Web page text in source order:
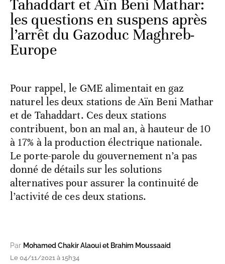
Tahaddart et Aïn Beni Mathar:
les questions en suspens après
l’arrêt du Gazoduc Maghreb-
Europe
Pour rappel, le GME alimentait en gaz
naturel les deux stations de Aïn Beni Mathar
et de Tahaddart. Ces deux stations
contribuent, bon an mal an, à hauteur de 10
à 17% à la production électrique nationale.
Le porte-parole du gouvernement n’a pas
donné de détails sur les solutions
alternatives pour assurer la continuité de
l’activité de ces deux stations.
Par Mohamed Chakir Alaoui et Brahim Moussaaid
Le 04/11/2021 à 15h34